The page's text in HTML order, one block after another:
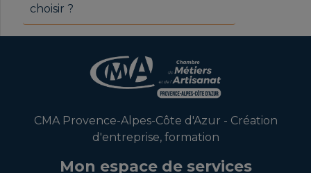
choisir ?
CMA Provence-Alpes-Côte d'Azur - Création
d'entreprise, formation
Mon espace de services